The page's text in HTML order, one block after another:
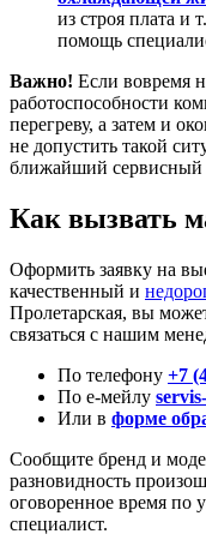
из строя плата и
помощь
Важно! Если вовремя
работоспособности
перегреву, а затем и
не допустить такой
ближайший сервисный
Как вызвать
Оформить заявку на
качественный и
Пролетарская, вы
связаться с нашим
По телефону +7
По е-мейлу
Или в форме
Сообщите бренд и
разновидность
оговоренное время по
специалист.